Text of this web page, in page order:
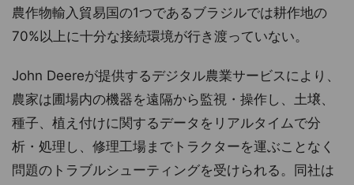
農作物輸入貿易国の1つであるブラジルでは耕作地の
70%以上に十分な接続環境が行き渡っていない。
John Deereが提供するデジタル農業サービスにより、
農家は圃場内の機器を遠隔から監視・操作し、土壌、
種子、植え付けに関するデータをリアルタイムで分
析・処理し、修理工場までトラクターを運ぶことなく
問題のトラブルシューティングを受けられる。同社は